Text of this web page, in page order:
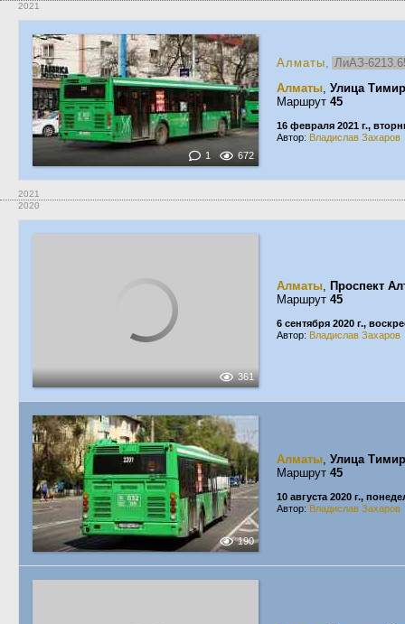
2021
1 672
Алматы, ЛиАЗ-
Алматы, Улица
Маршрут 45
16 февраля 2021 г.,
Автор: Владислав Захаров
2021
2020
361
Алматы, Проспект
Маршрут 45
6 сентября 2020 г.,
Автор: Владислав Захаров
190
Алматы, Улица
Маршрут 45
10 августа 2020 г.,
Автор: Владислав Захаров